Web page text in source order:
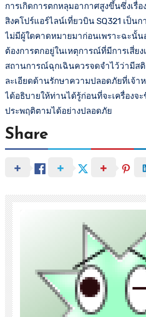
การเกิดการตกหลุมอากาศสูงขึ้นซึ่งเรื่
สิงคโปร์แอร์ไลน์เที่ยวบิน SQ321 เป็นก
ไม่มีผู้ใดคาดหมายมาก่อนเพราะฉะนั้น
ต้องการตกอยู่ในเหตุการณ์ที่มีการเสี่ย
สถานการณ์ฉุกเฉินควรจดจำไว้ว่ามีส
ละเอียดด้านรักษาความปลอดภัยที่เจ้
ได้อธิบายให้ท่านได้รู้ก่อนที่จะเครื่องจ
ประพฤติตามได้อย่างปลอดภัย
Share